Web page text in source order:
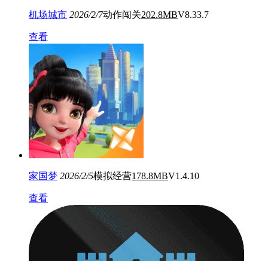
机场城市 2026/2/7动作闯关202.8MBV8.33.7
查看
家国梦 2026/2/5模拟经营178.8MBV1.4.10
查看